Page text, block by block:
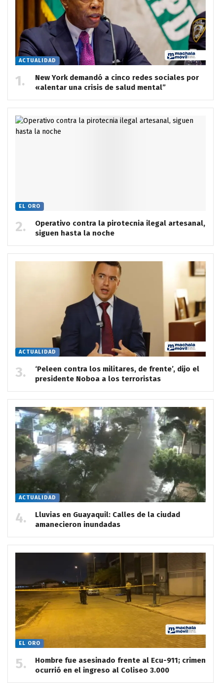
ACTUALIDAD
New York demandó a cinco redes sociales por
«alentar una crisis de salud mental”
EL ORO
Operativo contra la pirotecnia ilegal artesanal,
siguen hasta la noche
ACTUALIDAD
‘Peleen contra los militares, de frente’, dijo el
presidente Noboa a los terroristas
ACTUALIDAD
Lluvias en Guayaquil: Calles de la ciudad
amanecieron inundadas
EL ORO
Hombre fue asesinado frente al Ecu-911; crimen
ocurrió en el ingreso al Coliseo 3.000